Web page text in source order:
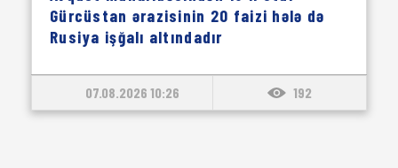
Gürcüstan ərazisinin 20 faizi hələ də
Rusiya işğalı altındadır
07.08.2026 10:26 192